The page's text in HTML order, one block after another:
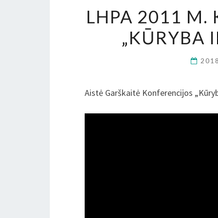
LHPA 2011 M.
„KŪRYBA
Aistė Garškaitė Konferencijos